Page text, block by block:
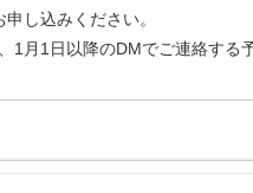
申し込みください。
1月1日以降のDMでご連絡する